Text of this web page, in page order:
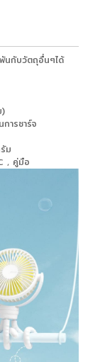
นกับวัตถุอื่นๆได้
ารชาร์จ
ม
, คู่มือ